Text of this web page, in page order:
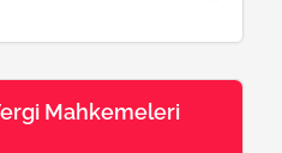
Mahkemeleri